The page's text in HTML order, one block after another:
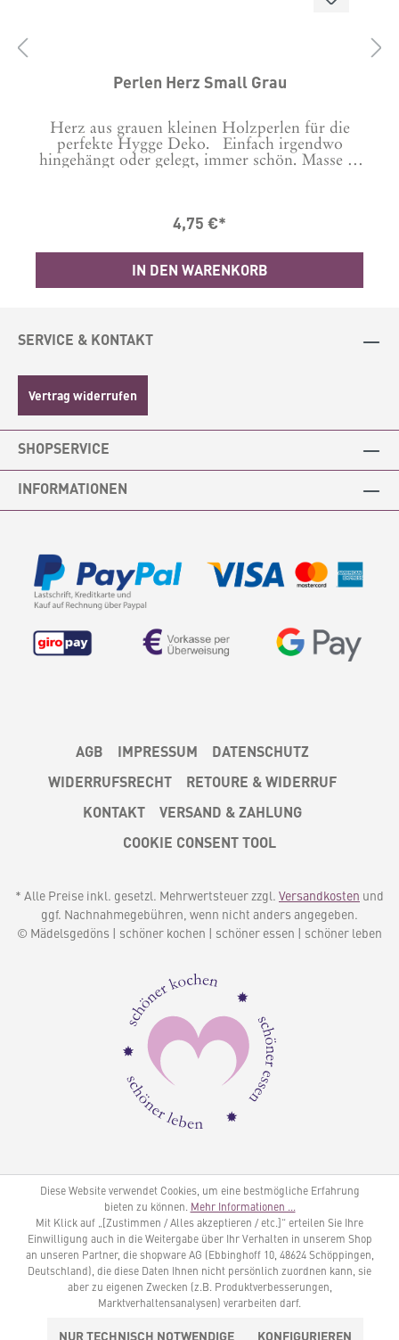
Perlen Herz Small Grau
Herz aus grauen kleinen Holzperlen für die
perfekte Hygge Deko. Einfach irgendwo
hingehängt oder gelegt, immer schön. Masse in
4,75 €*
IN DEN WARENKORB
SERVICE & KONTAKT
Vertrag widerrufen
SHOPSERVICE
INFORMATIONEN
AGB IMPRESSUM
DATENSCHUTZ
WIDERRUFSRECHT
RETOURE & WIDERRUF
KONTAKT
VERSAND & ZAHLUNG
COOKIE CONSENT TOOL
* Alle Preise inkl. gesetzl. Mehrwertsteuer zzgl. Versandkosten und
ggf. Nachnahmegebühren, wenn nicht anders angegeben.
© Mädelsgedöns | schöner kochen | schöner essen | schöner leben
Diese Website verwendet Cookies, um eine bestmögliche Erfahrung
bieten zu können. Mehr Informationen ...
Mit Klick auf „[Zustimmen / Alles akzeptieren / etc.]“ erteilen Sie Ihre
Einwilligung auch in die Weitergabe über Ihr Verhalten in unserem Shop
an unseren Partner, die shopware AG (Ebbinghoff 10, 48624 Schöppingen,
Deutschland), die diese Daten Ihnen nicht persönlich zuordnen kann, sie
aber zu eigenen Zwecken (z.B. Produktverbesserungen,
Marktverhaltensanalysen) verarbeiten darf.
NUR TECHNISCH NOTWENDIGE KONFIGURIEREN